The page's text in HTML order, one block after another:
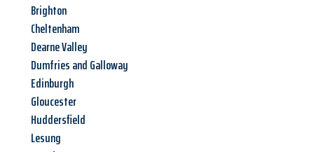
Brighton
Cheltenham
Dearne Valley
Dumfries and Galloway
Edinburgh
Gloucester
Huddersfield
Lesung